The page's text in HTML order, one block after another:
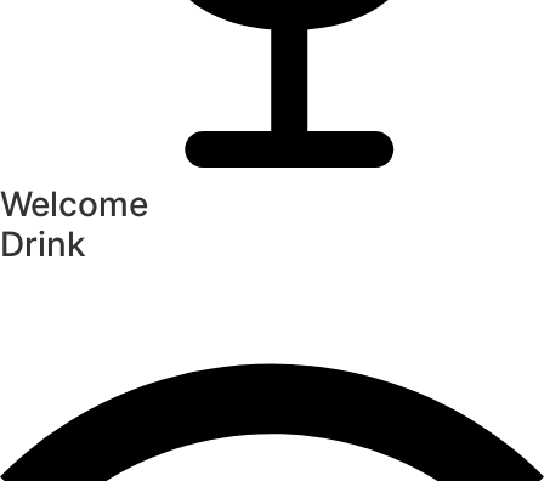
Welcome
Drink